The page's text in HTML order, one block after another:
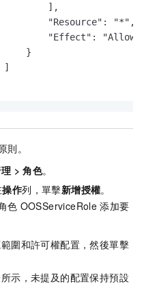
],
"Resource": "*",
"Effect": "Allow"
}
]
則。
>角色。
操作列，單擊新增授權。
色 OOSServiceRole 添加要
圍和許可權配置，然後單擊
示，未提及的配置保持預設